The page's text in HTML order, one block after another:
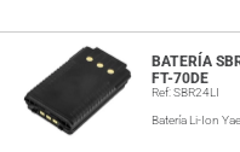
BATERÍA
FT-70DE
Ref: SBR24LI
Batería Li-Ion